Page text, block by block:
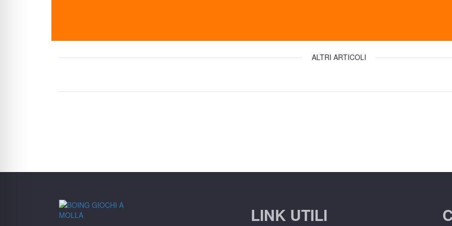
ALTRI ARTICOLI
LINK UTILI